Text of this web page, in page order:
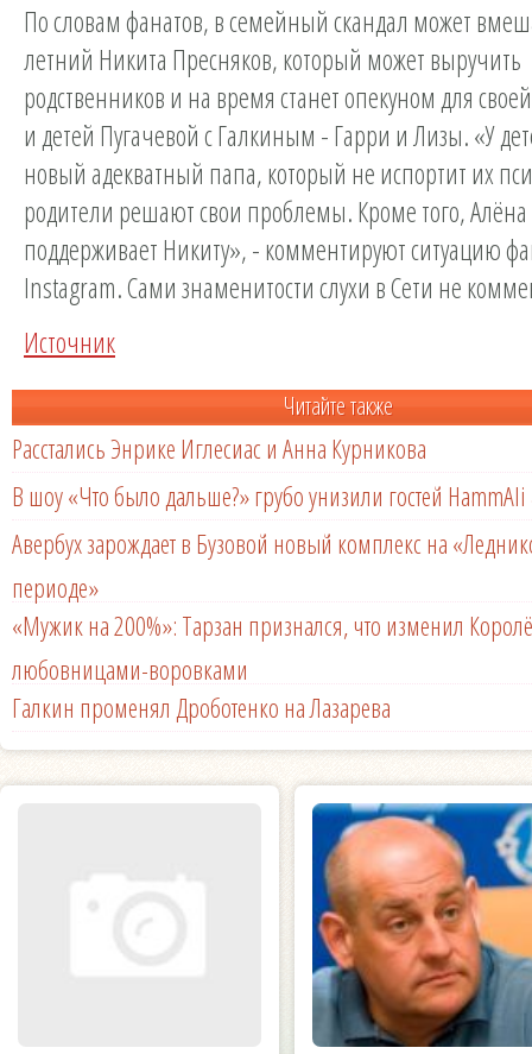
По словам фанатов, в семейный скандал может
летний Никита Пресняков, который может выручить
родственников и на время станет опекуном для
и детей Пугачевой с Галкиным - Гарри и Лизы. «У
новый адекватный папа, который не испортит их
родители решают свои проблемы. Кроме того, Алёна
поддерживает Никиту», - комментируют ситуацию
Instagram. Сами знаменитости слухи в Сети не
Источник
Читайте также
Расстались Энрике Иглесиас и Анна Курникова
В шоу «Что было дальше?» грубо унизили гостей HammAli
Авербух зарождает в Бузовой новый комплекс на
периоде»
«Мужик на 200%»: Тарзан признался, что изменил
любовницами-воровками
Галкин променял Дроботенко на Лазарева